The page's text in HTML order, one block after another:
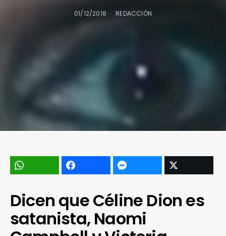
01/12/2018 REDACCIÓN
Dicen que Céline Dion es
satanista, Naomi